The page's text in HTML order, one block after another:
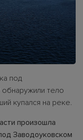
под
тело
купался на реке.
произошла
Заводоуковском